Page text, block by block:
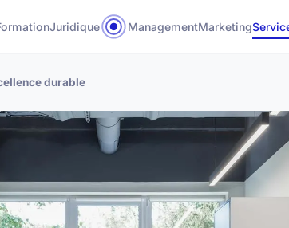
Juridique ManagementMarketing
durable